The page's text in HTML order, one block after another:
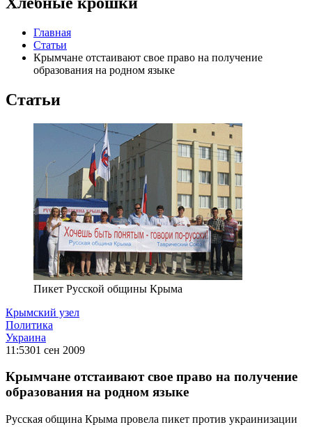
Главная
Статьи
Крымчане отстаивают свое право на получение
образования на родном языке
Статьи
Пикет Русской общины Крыма
Крымский узел
Политика
Украина
11:5301 сен 2009
Крымчане отстаивают свое право на получение
образования на родном языке
Русская община Крыма провела пикет против украинизации